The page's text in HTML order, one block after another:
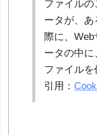
ファイルの
ータが、あ
際に、
ータの中
ファイルを
引用：